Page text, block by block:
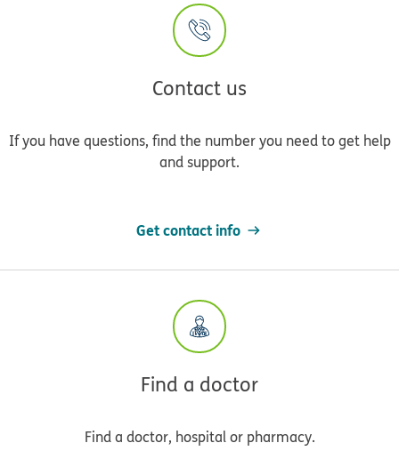
Contact us
If you have questions, find the number you need to get help
and support.
Get contact info
Find a doctor
Find a doctor, hospital or pharmacy.